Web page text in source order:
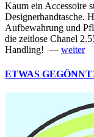
Kaum ein Accessoire
Designerhandtasche.
Aufbewahrung und
die zeitlose Chanel
Handling! — weiter
ETWAS